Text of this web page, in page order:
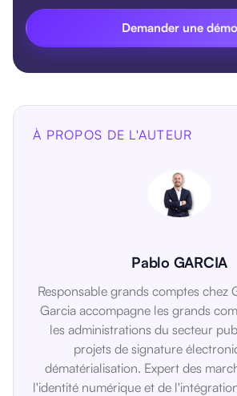
Demander une démo
À PROPOS DE L'AUTEUR
Pablo GARCIA
Responsable grands comptes chez
Garcia accompagne les grands
les administrations du secteur
projets de signature
dématérialisation. Expert des
l'identité numérique et de